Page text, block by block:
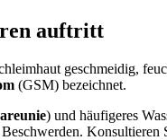
auftritt
geschmeidig,
(GSM) bezeichnet.
) und häufigeres
Konsultieren